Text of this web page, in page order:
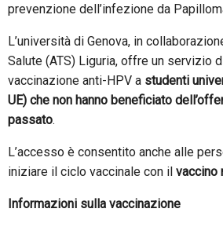
prevenzione dell’infezione da
L’università di Genova, in
Salute (ATS) Liguria, offre un servizio
vaccinazione anti-HPV a studenti
UE) che non hanno beneficiato
passato.
L’accesso è consentito anche alle
iniziare il ciclo vaccinale con il vaccino
Informazioni sulla vaccinazione